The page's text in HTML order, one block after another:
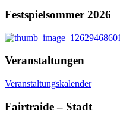
Festspielsommer 2026
Veranstaltungen
Veranstaltungskalender
Fairtraide – Stadt